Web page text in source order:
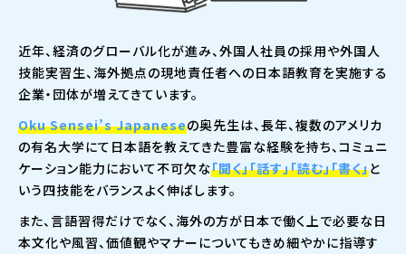
近年、経済のグローバル化が進み、外国人社員の採用や外国人
技能実習生、海外拠点の現地責任者への日本語教育を実施する
企業・団体が増えてきています。
Oku Sensei’s Japaneseの奥先生は、長年、複数のアメリカ
の有名大学にて日本語を教えてきた豊富な経験を持ち、コミュニ
ケーション能力において不可欠な「聞く」「話す」「読む」「書く」と
いう四技能をバランスよく伸ばします。
また、言語習得だけでなく、海外の方が日本で働く上で必要な日
本文化や風習、価値観やマナーについてもきめ細やかに指導す